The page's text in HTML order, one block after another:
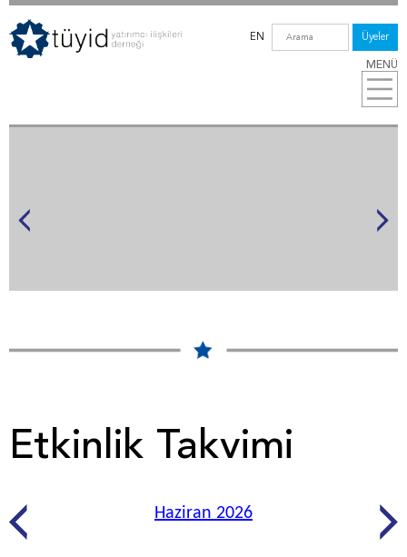
MENÜ
EN Üyeler
Etkinlik Takvimi
Haziran 2026